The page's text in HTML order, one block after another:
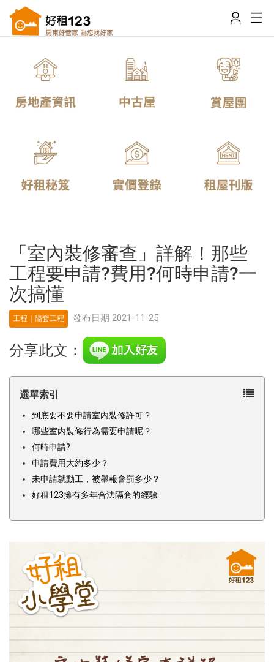
「室內裝修審查」詳解！那些
工程要申請?費用?何時申請?一
次搞懂
工程｜隔套工程 發布日期 2021-11-25
分享此文：
選單索引
到底要不要申請室內裝修許可？
哪些室內裝修行為需要申請呢？
何時申請?
申請費用大約多少？
未申請就動工，被舉報會罰多少？
好租123擁有多年合法隔套的經驗